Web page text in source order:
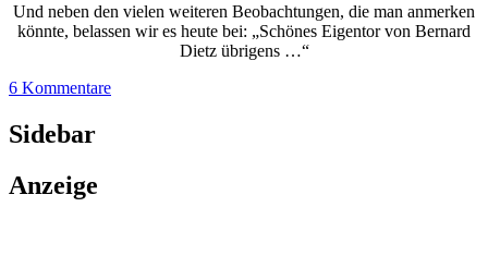
Und neben den vielen weiteren Beobachtungen, die man anmerken
könnte, belassen wir es heute bei: „Schönes Eigentor von Bernard
Dietz übrigens …“
6 Kommentare
Sidebar
Anzeige